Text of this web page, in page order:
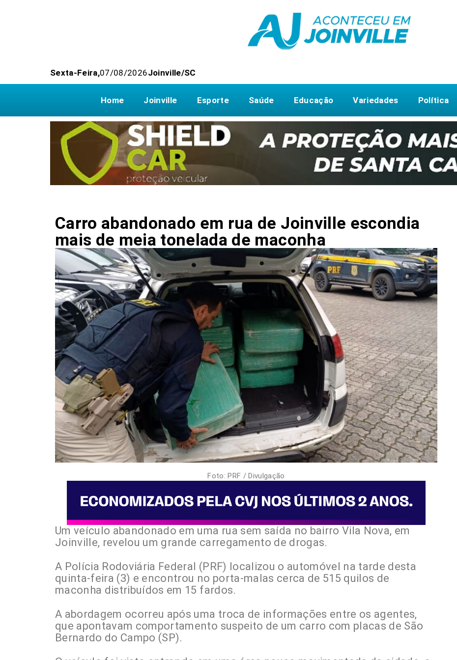
Sexta-Feira,07/08/2026Joinville/SC
Home Joinville Esporte Saúde Educação Variedades Política
Carro abandonado em rua de Joinville escondia
mais de meia tonelada de maconha
Foto: PRF / Divulgação
Um veículo abandonado em uma rua sem saída no bairro Vila Nova, em
Joinville, revelou um grande carregamento de drogas.
A Polícia Rodoviária Federal (PRF) localizou o automóvel na tarde desta
quinta-feira (3) e encontrou no porta-malas cerca de 515 quilos de
maconha distribuídos em 15 fardos.
A abordagem ocorreu após uma troca de informações entre os agentes,
que apontavam comportamento suspeito de um carro com placas de São
Bernardo do Campo (SP).